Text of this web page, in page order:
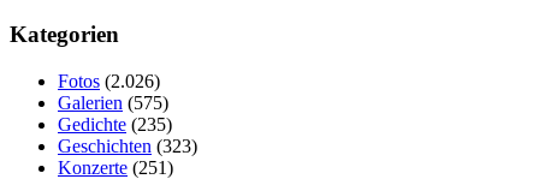
Kategorien
Fotos (2.026)
Galerien (575)
Gedichte (235)
Geschichten (323)
Konzerte (251)